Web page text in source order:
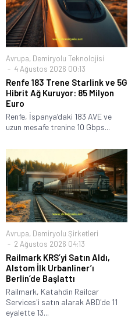
Avrupa, Demiryolu Teknolojisi
4 Ağustos 2026 00:13
Renfe 183 Trene Starlink ve 5G
Hibrit Ağ Kuruyor: 85 Milyon
Euro
Renfe, İspanya’daki 183 AVE ve
uzun mesafe trenine 10 Gbps...
Avrupa, Demiryolu Şirketleri
2 Ağustos 2026 04:13
Railmark KRS’yi Satın Aldı,
Alstom İlk Urbanliner’ı
Berlin’de Başlattı
Railmark, Katahdin Railcar
Services'i satın alarak ABD'de 11
eyalette 13...